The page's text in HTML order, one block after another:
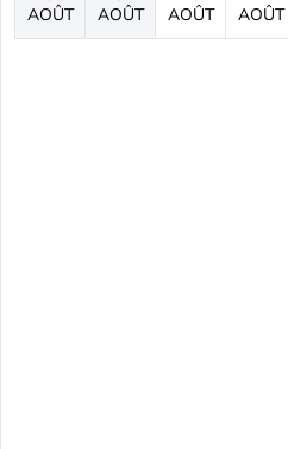
AOÛT AOÛT AOÛT AOÛT